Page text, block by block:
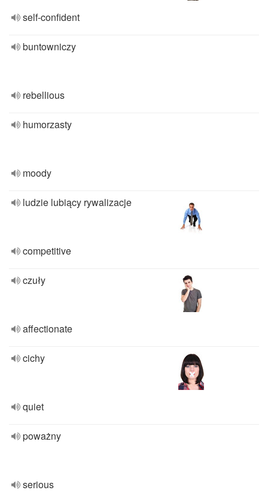
self-confident
buntowniczy
rebellious
humorzasty
moody
ludzie lubiący rywalizacje
competitive
czuły
affectionate
cichy
quiet
poważny
serious